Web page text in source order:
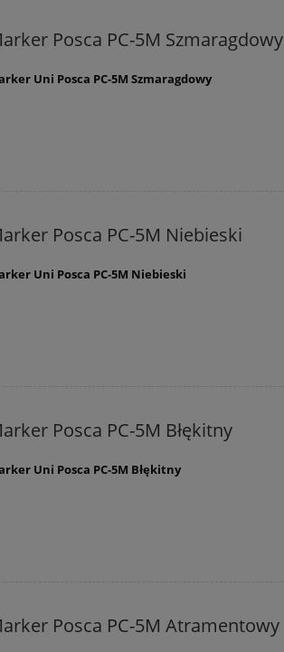
Posca PC-5M Szmaragdowy
Uni Posca PC-5M Szmaragdowy
Posca PC-5M Niebieski
Uni Posca PC-5M Niebieski
Posca PC-5M Błękitny
Uni Posca PC-5M Błękitny
Posca PC-5M Atramentowy